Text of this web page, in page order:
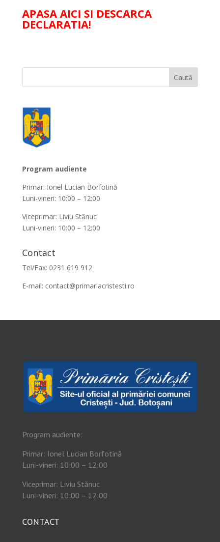
APASA AICI SI DESCARCA
DECLARATIA!
Program audiente
Primar: Ionel Lucian Borfotină
Luni-vineri: 10:00 – 12:00
Viceprimar: Liviu Stănuc
Luni-vineri: 10:00 – 12:00
Contact
Tel/Fax: 0231 619 912
E-mail: contact@primariacristesti.ro
Program audiente:
Primar: Ionel Lucian Borfotină
Luni-vineri: 10:00 – 12:00
Viceprimar: Liviu Stănuc
Luni-vineri: 10:00 – 12:00
CONTACT